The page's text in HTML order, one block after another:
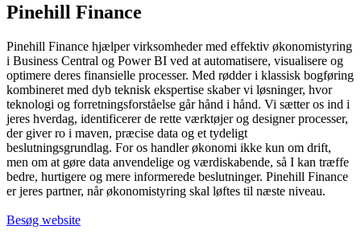
Pinehill Finance
Pinehill Finance hjælper virksomheder med effektiv økonomistyring
i Business Central og Power BI ved at automatisere, visualisere og
optimere deres finansielle processer. Med rødder i klassisk bogføring
kombineret med dyb teknisk ekspertise skaber vi løsninger, hvor
teknologi og forretningsforståelse går hånd i hånd. Vi sætter os ind i
jeres hverdag, identificerer de rette værktøjer og designer processer,
der giver ro i maven, præcise data og et tydeligt
beslutningsgrundlag. For os handler økonomi ikke kun om drift,
men om at gøre data anvendelige og værdiskabende, så I kan træffe
bedre, hurtigere og mere informerede beslutninger. Pinehill Finance
er jeres partner, når økonomistyring skal løftes til næste niveau.
Besøg website